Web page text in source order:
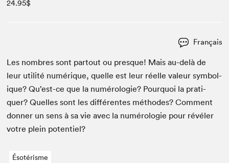
24.95$
Français
Les nom­bres sont partout ou presque! Mais au-delà de
leur util­ité numérique, quelle est leur réelle valeur sym­bol­
ique? Qu’est-ce que la numérolo­gie? Pourquoi la pra­ti­
quer? Quelles sont les dif­férentes méth­odes? Com­ment
don­ner un sens à sa vie avec la numérolo­gie pour révéler
votre plein potentiel?
Ésotérisme